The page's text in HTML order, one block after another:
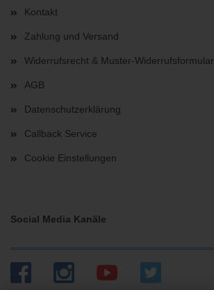
Kontakt
Zahlung und Versand
Widerrufsrecht & Muster-Widerrufsformular
AGB
Datenschutzerklärung
Callback Service
Cookie Einstellungen
Social Media Kanäle